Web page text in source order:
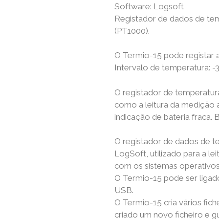
Software: Logsoft
Registador de dados de
(PT1000).
O Termio-15 pode registar
Intervalo de temperatura: -
O registador de
como a leitura da medição
indicação de bateria fraca.
O registador de dados de
LogSoft, utilizado para a
com os sistemas
O Termio-15 pode ser
USB.
O Termio-15 cria vários
criado um novo ficheiro e